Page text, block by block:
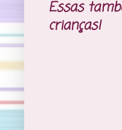
Essas
crianças!